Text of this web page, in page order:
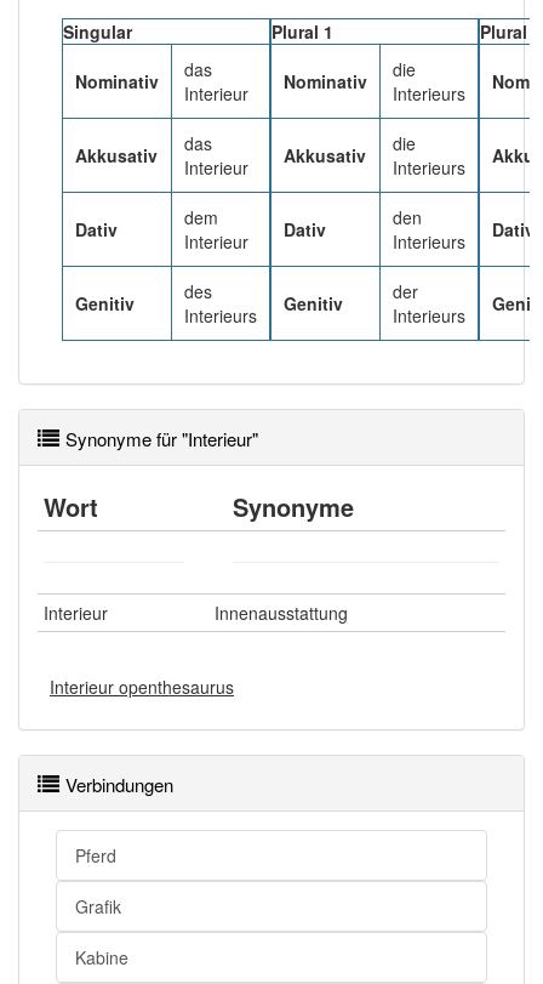
Wörter mit Endung-interieuraber mit einem
anderen Artikeldas
85% unserer Spielapp-Nutzer haben den Artikel
korrekt erraten.
Singular
Nominativ
das
Interieur
Akkusativ
das
Interieur
Dativ
dem
Interieur
Genitiv
des
Interieurs
Plural 1
Nominativ
die
Interieurs
Akkusativ
die
Interieurs
Dativ
den
Interieurs
Genitiv
der
Interieurs
Plural 2
Dativ
Synonyme für "Interieur"
Wort Synonyme
Interieur Innenausstattung
Interieur openthesaurus
Verbindungen
Pferd
Grafik
Kabine